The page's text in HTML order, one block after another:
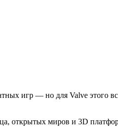
игр — но для Valve этого
открытых миров и 3D